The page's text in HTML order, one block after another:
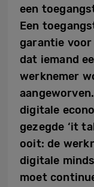
een
Een
garantie
dat iemand
werknemer
aangeworven.
digitale
gezegde ‘it
ooit: de
digitale
moet